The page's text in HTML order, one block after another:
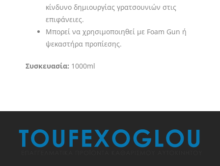
κίνδυνο δημιουργίας γρατσουνιών στις
επιφάνειες.
Μπορεί να χρησιμοποιηθεί με Foam Gun ή
ψεκαστήρα προπίεσης.
Συσκευασία: 1000ml